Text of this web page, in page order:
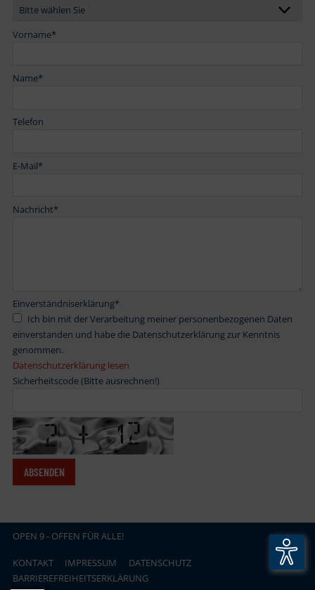
Vorname*
Name*
Telefon
E-Mail*
Nachricht*
Einverständniserklärung*
einverstanden und habe die Datenschutzerklärung zur Kenntnis
genommen.
Datenschutzerklärung lesen
Sicherheitscode (Bitte ausrechnen!)
OPEN.9 - OFFEN FÜR ALLE!
KONTAKT IMPRESSUM
DATENSCHUTZ
BARRIEREFREIHEITSERKLÄRUNG